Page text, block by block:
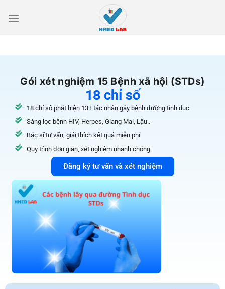
Gói xét nghiệm15 Bệnh xã hội (STDs)
18 chỉ số
18 chỉ số phát hiện 13+ tác nhân gây bệnh đường tình dục
Sàng lọc bệnh HIV, Herpes, Giang Mai, Lậu..
Bác sĩ tư vấn, giải thích kết quả miễn phí
Quy trình đơn giản, xét nghiệm nhanh chóng
Đăng ký tư vấn và xét nghiệm